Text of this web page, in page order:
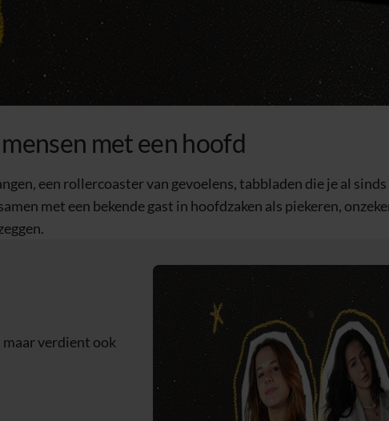
met een hoofd
een rollercoaster van gevoelens, tabbladen die je al
met een bekende gast in hoofdzaken als piekeren,
verdient ook